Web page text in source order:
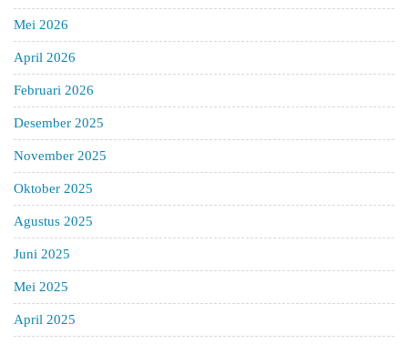
Mei 2026
April 2026
Februari 2026
Desember 2025
November 2025
Oktober 2025
Agustus 2025
Juni 2025
Mei 2025
April 2025